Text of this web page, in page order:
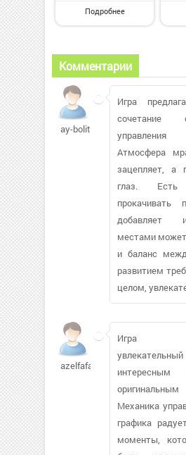
Подробнее
Комментарии
ay-bolit
Игра
сочетание
Атмосфера
зацепляет, а
глаз. Есть
прокачивать
добавляет
местами
и баланс
развитием
целом,
azelfafaga
Игра
Механика
графика
моменты,